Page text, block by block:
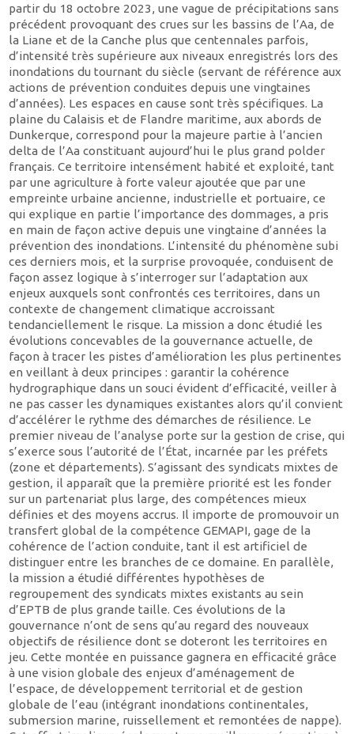
partir du 18 octobre 2023, une vague de précipitations sans
précédent provoquant des crues sur les bassins de l’Aa, de
la Liane et de la Canche plus que centennales parfois,
d’intensité très supérieure aux niveaux enregistrés lors des
inondations du tournant du siècle (servant de référence aux
actions de prévention conduites depuis une vingtaines
d’années). Les espaces en cause sont très spécifiques. La
plaine du Calaisis et de Flandre maritime, aux abords de
Dunkerque, correspond pour la majeure partie à l’ancien
delta de l’Aa constituant aujourd’hui le plus grand polder
français. Ce territoire intensément habité et exploité, tant
par une agriculture à forte valeur ajoutée que par une
empreinte urbaine ancienne, industrielle et portuaire, ce
qui explique en partie l’importance des dommages, a pris
en main de façon active depuis une vingtaine d’années la
prévention des inondations. L’intensité du phénomène subi
ces derniers mois, et la surprise provoquée, conduisent de
façon assez logique à s’interroger sur l’adaptation aux
enjeux auxquels sont confrontés ces territoires, dans un
contexte de changement climatique accroissant
tendanciellement le risque. La mission a donc étudié les
évolutions concevables de la gouvernance actuelle, de
façon à tracer les pistes d’amélioration les plus pertinentes
en veillant à deux principes : garantir la cohérence
hydrographique dans un souci évident d’efficacité, veiller à
ne pas casser les dynamiques existantes alors qu’il convient
d’accélérer le rythme des démarches de résilience. Le
premier niveau de l’analyse porte sur la gestion de crise, qui
s’exerce sous l’autorité de l’État, incarnée par les préfets
(zone et départements). S’agissant des syndicats mixtes de
gestion, il apparaît que la première priorité est les fonder
sur un partenariat plus large, des compétences mieux
définies et des moyens accrus. Il importe de promouvoir un
transfert global de la compétence GEMAPI, gage de la
cohérence de l’action conduite, tant il est artificiel de
distinguer entre les branches de ce domaine. En parallèle,
la mission a étudié différentes hypothèses de
regroupement des syndicats mixtes existants au sein
d’EPTB de plus grande taille. Ces évolutions de la
gouvernance n’ont de sens qu’au regard des nouveaux
objectifs de résilience dont se doteront les territoires en
jeu. Cette montée en puissance gagnera en efficacité grâce
à une vision globale des enjeux d’aménagement de
l’espace, de développement territorial et de gestion
globale de l’eau (intégrant inondations continentales,
submersion marine, ruissellement et remontées de nappe).